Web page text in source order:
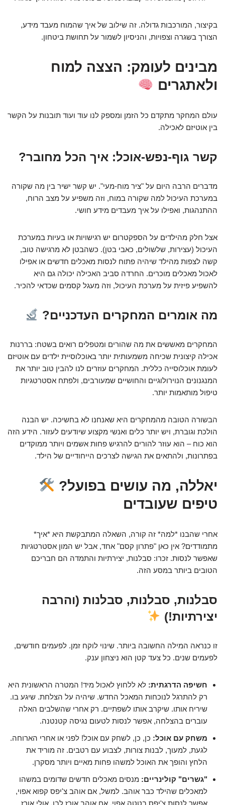
בקיצור, המורכבות גדולה. זה שילוב של איך שהמוח מעבד מידע,
הצורך בשגרה וצפויות, והניסיון לשמור על תחושת ביטחון.
מבינים לעומק: הצצה למוח
ולאתגרים
עולם המחקר מתקדם כל הזמן ומספק לנו עוד ועוד תובנות על הקשר
בין אוטיזם לאכילה.
קשר גוף-נפש-אוכל: איך הכל מחובר?
מדברים הרבה היום על "ציר מוח-מעי". יש קשר ישיר בין מה שקורה
במערכת העיכול למה שקורה במוח, וזה משפיע על מצב הרוח,
ההתנהגות, ואפילו על איך מעבדים מידע חושי.
אצל חלק מהילדים על הספקטרום יש רגישויות או בעיות במערכת
העיכול (עצירות, שלשולים, כאבי בטן). כשהבטן לא מרגישה טוב,
קשה לצפות מהילד שיהיה פתוח לנסות מאכלים חדשים או אפילו
לאכול מאכלים מוכרים. החרדה סביב האכילה יכולה גם היא
להשפיע פיזית על מערכת העיכול, וזה מעגל קסמים שכדאי להכיר.
מה אומרים המחקרים העדכניים?
המחקרים מאששים את מה שהורים ומטפלים רואים בשטח: בררנות
אכילה קיצונית שכיחה משמעותית יותר באוכלוסיית ילדים עם אוטיזם
לעומת אוכלוסייה כללית. המחקרים עוזרים לנו להבין טוב יותר את
המנגנונים הנוירולוגיים והחושיים שמעורבים, ולפתח אסטרטגיות
טיפול מותאמות יותר.
הבשורה הטובה מהמחקרים היא שאנחנו לא בחשיכה. יש הבנה
הולכת וגוברת, ויש יותר כלים ואנשי מקצוע שיודעים לעזור. הידע הזה
הוא כוח – הוא עוזר להורים להרגיש פחות אשמים ויותר ממוקדים
בפתרונות, ולהתאים את הגישה לצרכים הייחודיים של הילד.
יאללה, מה עושים בפועל?
טיפים שעובדים
אחרי שהבנו *למה* זה קורה, השאלה המתבקשת היא *איך*
מתמודדים? אין כאן "פתרון קסם" אחד, אבל יש המון אסטרטגיות
שאפשר לנסות. זכרו: סבלנות, יצירתיות והתמדה הם חבריכם
הטובים ביותר במסע הזה.
סבלנות, סבלנות, סבלנות (והרבה
יצירתיות!)
זו כנראה המילה החשובה ביותר. שינוי לוקח זמן. לפעמים חודשים,
לפעמים שנים. כל צעד קטן הוא ניצחון ענק.
חשיפה הדרגתית: לא ללחוץ לאכול מיד! המטרה הראשונית היא
רק להתרגל לנוכחות המאכל החדש. שיהיה על הצלחת. שיגע בו.
שיריח אותו. שיקרב אותו לשפתיים. רק אחרי שהשלבים האלה
עוברים בהצלחה, אפשר לנסות לטעום נגיסה קטנטנה.
משחק עם אוכל: כן, כן, לשחק עם אוכל! לפני או אחרי הארוחה.
לגעת, למעוך, לבנות צורות, לצבוע עם רטבים. זה מוריד את
הלחץ והופך את האוכל למשהו פחות מאיים ויותר מסקרן.
"גשרים" קולינריים: מנסים מאכלים חדשים שדומים במשהו
למאכלים שהילד כבר אוהב. למשל, אם אוהב צ'יפס קפוא אפוי,
אפשר לנסות צ'יפס בטטה אפוי. אם אוהב אורז לבן, אולי אורז